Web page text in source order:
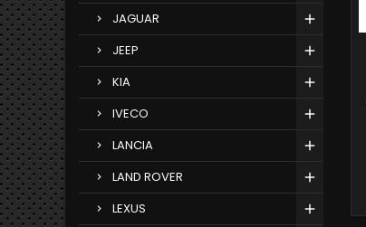
JAGUAR
JEEP
KIA
IVECO
LANCIA
LAND ROVER
LEXUS